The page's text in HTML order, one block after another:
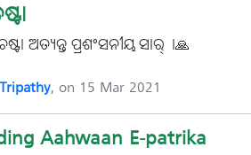
ଅତ୍ୟନ୍ତ ପ୍ରଶଂସନୀୟ ସାର୍।🙏
, on 15 Mar 2021
Aahwaan E-patrika